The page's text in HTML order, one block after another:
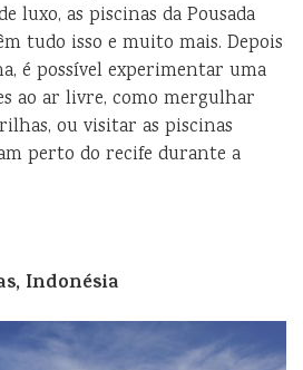
luxo, as piscinas da Pousada
tudo isso e muito mais. Depois
é possível experimentar uma
ao ar livre, como mergulhar
ou visitar as piscinas
perto do recife durante a
Indonésia